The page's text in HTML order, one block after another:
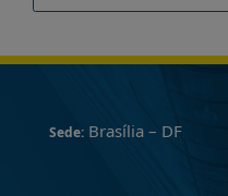
Sede:Brasília – DF